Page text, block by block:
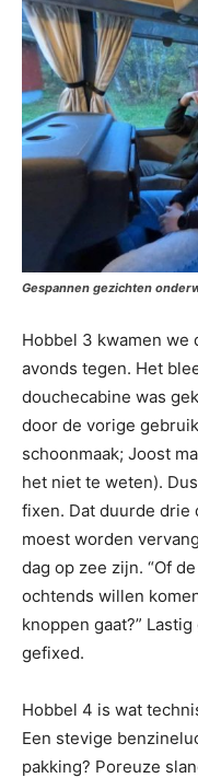
Gespannen gezichten
Hobbel 3 kwamen we
avonds tegen. Het
douchecabine was
door de vorige
schoonmaak; Joost
het niet te weten).
fixen. Dat duurde drie
moest worden
dag op zee zijn. “Of
ochtends willen
knoppen gaat?”
gefixed.
Hobbel 4 is wat
Een stevige
pakking? Poreuze